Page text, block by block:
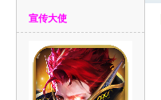
宣传大使